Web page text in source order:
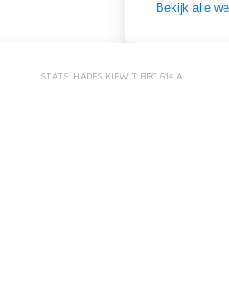
Bekijk alle
STATS: HADES KIEWIT BBC G14 A